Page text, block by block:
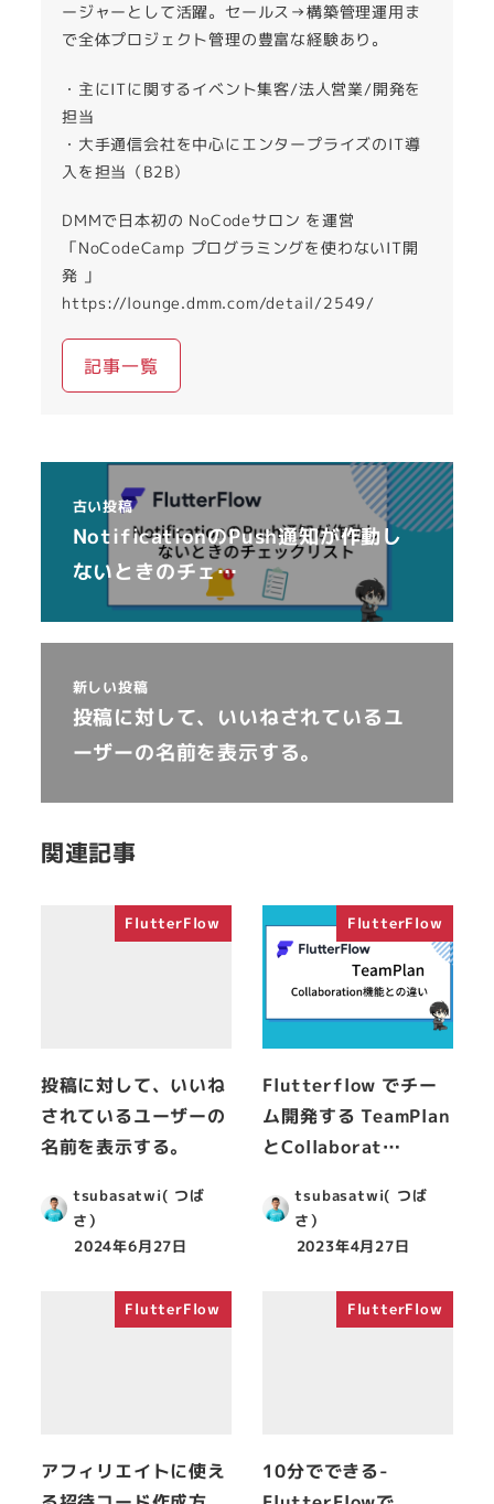
ージャーとして活躍。セールス→構築管理運用ま
で全体プロジェクト管理の豊富な経験あり。
・主にITに関するイベント集客/法人営業/開発を
担当
・大手通信会社を中心にエンタープライズのIT導
入を担当（B2B）
DMMで日本初の NoCodeサロン を運営
「NoCodeCamp プログラミングを使わないIT開
発 」
https://lounge.dmm.com/detail/2549/
記事一覧
古い投稿
NotificationのPush通知が作動し
ないときのチェ…
新しい投稿
投稿に対して、いいねされているユ
ーザーの名前を表示する。
関連記事
FlutterFlow
投稿に対して、いいね
されているユーザーの
名前を表示する。
tsubasatwi( つば
さ）
2024年6月27日
FlutterFlow
Flutterflow でチー
ム開発する TeamPlan
とCollaborat…
tsubasatwi( つば
さ）
2023年4月27日
FlutterFlow
アフィリエイトに使え
FlutterFlow
10分でできる-